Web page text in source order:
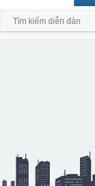
Tìm kiếm diễn đàn